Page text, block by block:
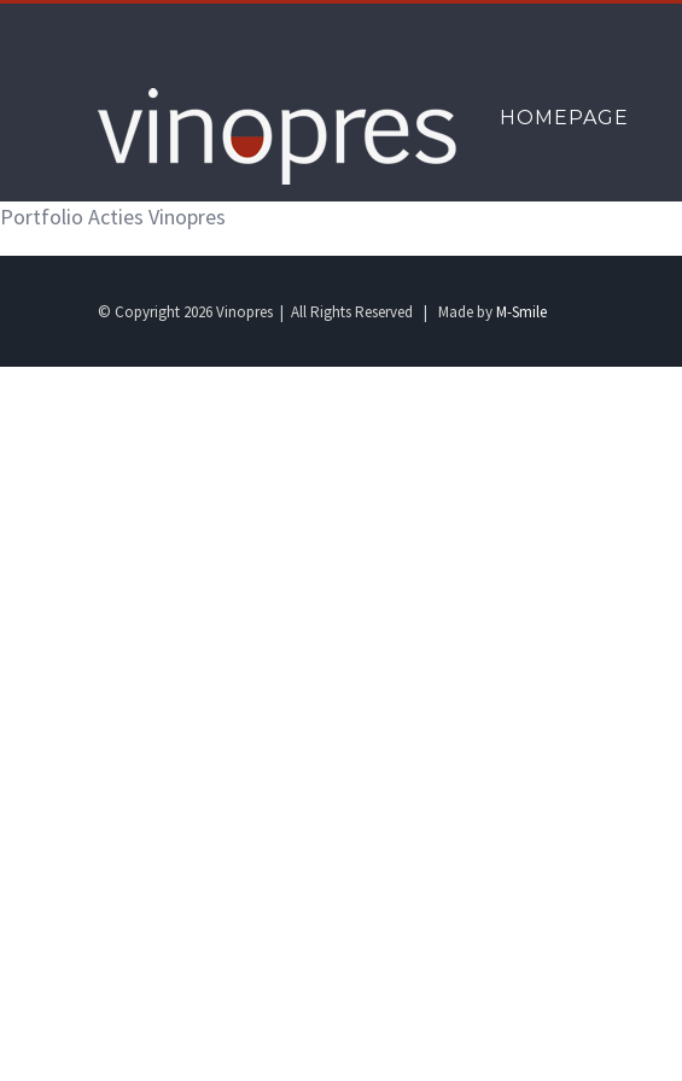
HOMEPAGE
Portfolio Acties Vinopres
© Copyright 2026 Vinopres | All Rights Reserved | Made byM-Smile